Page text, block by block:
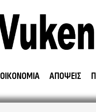
ΟΙΚΟΝΟΜΙΑ ΑΠΟΨΕΙΣ